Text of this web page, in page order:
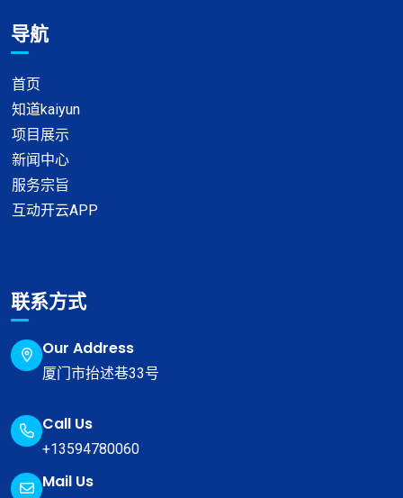
导航
首页
知道kaiyun
项目展示
新闻中心
服务宗旨
互动开云APP
联系方式
Our Address
厦门市抬述巷33号
Call Us
+13594780060
Mail Us